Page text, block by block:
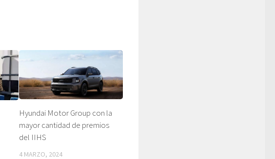
Hyundai Motor Group con la
mayor cantidad de premios
del IIHS
4 MARZO, 2024